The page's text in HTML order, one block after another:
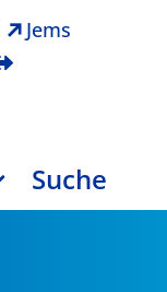
Jems
Suche